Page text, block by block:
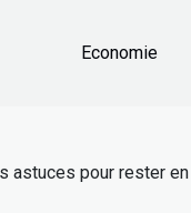
Economie
astuces pour rester